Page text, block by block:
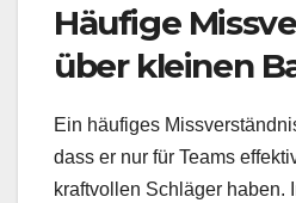
Häufige
über kleinen
Ein häufiges
dass er nur für Teams
kraftvollen Schläger haben.